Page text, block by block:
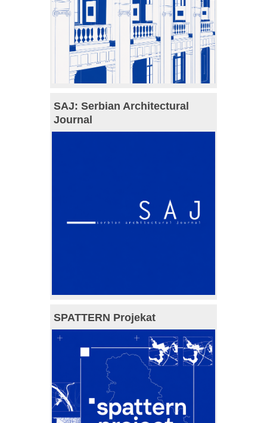
SAJ: Serbian Architectural
Journal
SPATTERN Projekat